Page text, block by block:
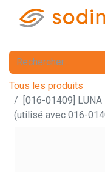
Tous les produits
[016-01409]
(utilisé avec 016-